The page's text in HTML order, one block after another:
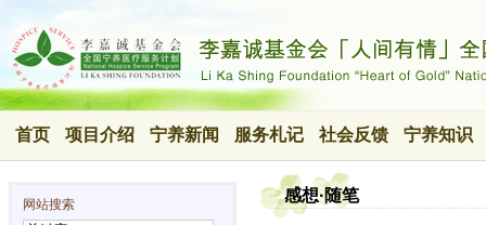
首页 项目介绍 宁养新闻 服务札记 社会反馈 宁养知识
网站搜索 感想·随笔